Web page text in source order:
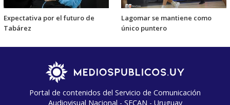
Expectativa por el futuro de
Tabárez
Lagomar se mantiene como
único puntero
Portal de contenidos del Servicio de Comunicación
Audiovisual Nacional - SECAN - Uruguay